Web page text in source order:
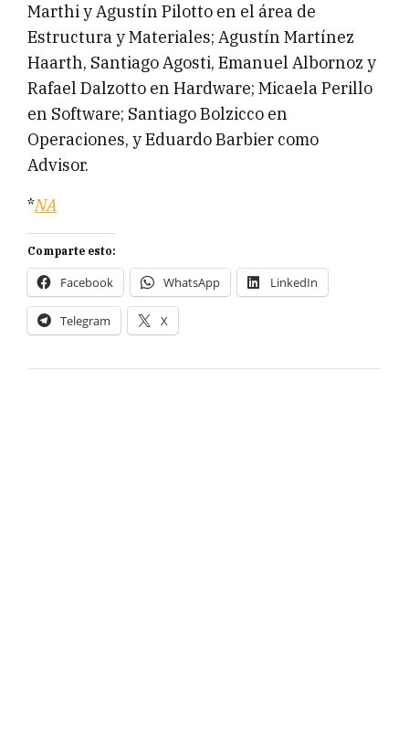
Marthi y Agustín Pilotto en el área de
Estructura y Materiales; Agustín Martínez
Haarth, Santiago Agosti, Emanuel Albornoz y
Rafael Dalzotto en Hardware; Micaela Perillo
en Software; Santiago Bolzicco en
Operaciones, y Eduardo Barbier como
Advisor.
*NA
Comparte esto:
Facebook WhatsApp LinkedIn
Telegram X